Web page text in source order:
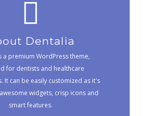
Dentalia
a premium WordPress theme,
for dentists and healthcare
It can be easily customized as it's
widgets, crisp icons and
smart features.